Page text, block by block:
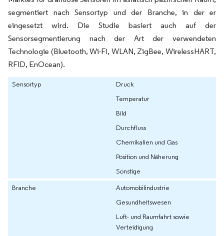
segmentiert nach Sensortyp und der Branche, in der er
eingesetzt wird. Die Studie basiert auch auf der
Sensorsegmentierung nach der Art der verwendeten
Technologie (Bluetooth, Wi-Fi, WLAN, ZigBee, WirelessHART,
RFID, EnOcean).
Sensortyp
Druck
Temperatur
Bild
Durchfluss
Chemikalien und Gas
Position und Näherung
Sonstige
Branche
Automobilindustrie
Gesundheitswesen
Luft- und Raumfahrt sowie
Verteidigung